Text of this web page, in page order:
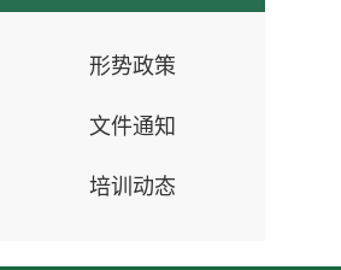
形势政策
文件通知
培训动态